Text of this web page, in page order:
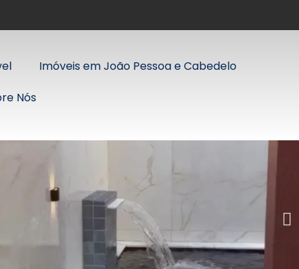
Imóveis em João Pessoa e Cabedelo
Nós